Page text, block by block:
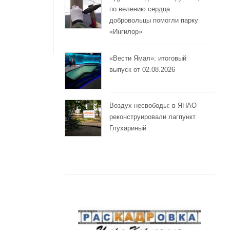
по велению сердца:
добровольцы помогли парку
«Ингилор»
«Вести Ямал»: итоговый
выпуск от 02.08.2026
Воздух несвободы: в ЯНАО
реконструировали лагпункт
Глухариный